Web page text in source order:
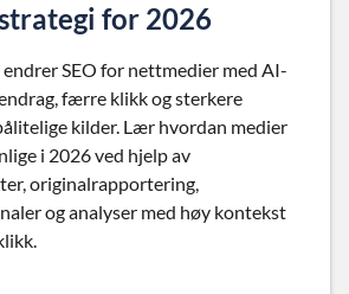
for 2026
SEO for nettmedier med AI-
færre klikk og sterkere
kilder. Lær hvordan medier
i 2026 ved hjelp av
originalrapportering,
og analyser med høy kontekst